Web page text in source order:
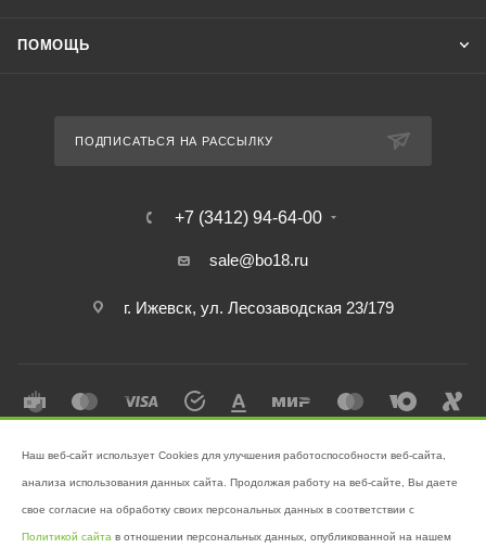
ПОМОЩЬ
ПОДПИСАТЬСЯ НА РАССЫЛКУ
+7 (3412) 94-64-00
sale@bo18.ru
г. Ижевск, ул. Лесозаводская 23/179
поддержании чистоты!
Наш веб-сайт использует Cookies для улучшения работоспособности веб-сайта,
анализа использования данных сайта. Продолжая работу на веб-сайте, Вы даете
свое согласие на обработку своих персональных данных в соответствии с
Политикой сайта в отношении персональных данных, опубликованной на нашем